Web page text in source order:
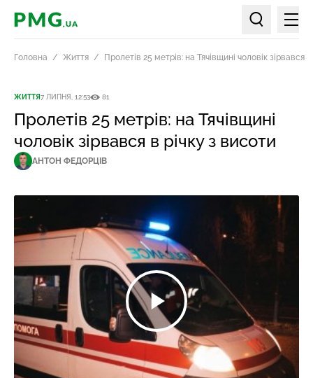
PMG.ua
Пошук по
Головна Життя Пролетів 25 метрів: на Тячівщині чоловік зірвався
ЖИТТЯ7 ЛИПНЯ, 12:53 81
Пролетів 25 метрів: на Тячівщині
чоловік зірвався в річку з висоти
АНТОН ФЕДОРЦІВ